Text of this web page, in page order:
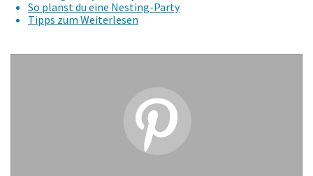
So planst du eine Nesting-Party
Tipps zum Weiterlesen